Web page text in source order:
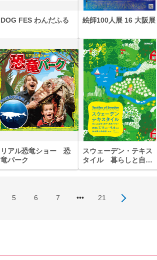
DOG FES わんだふる 絵師100人展 16 大阪展
リアル恐竜ショー 恐
竜パーク
スウェーデン・テキス
タイル 暮らしと自然
に息づく北欧デザイン
5 6 7 ••• 21